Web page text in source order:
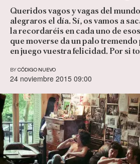
Queridos vagos y vagas del
alegraros el día. Sí, os vamos a
la recordaréis en cada uno de
que moverse da un palo tremendo
en juego vuestra felicidad. Por si
BY CÓDIGO NUEVO
24 noviembre 2015 09:00